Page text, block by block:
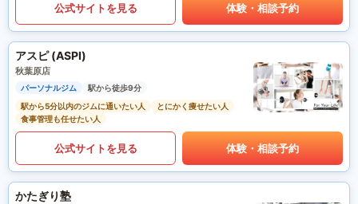
公式サイトを見る 体験・相談予約
アスピ (ASPI)
秋葉原店
パーソナルジム
駅から徒歩9分
駅から5分以内のジムに通いたい人
とにかく痩せたい人
食事管理も任せたい人
公式サイトを見る 体験・相談予約
かたぎり塾